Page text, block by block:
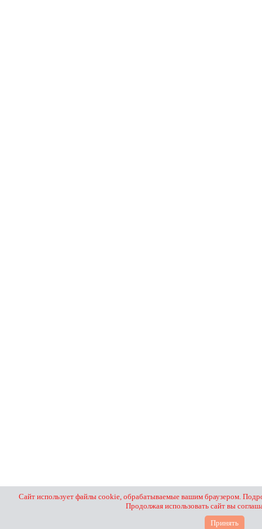
Сайт использует файлы cookie, обрабатываемые вашим браузером.
Продолжая использовать сайт вы
Принять